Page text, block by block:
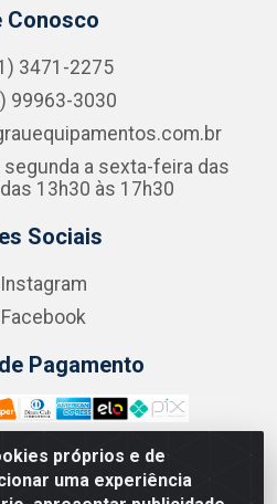
próprios e de
uma experiência
Conosco
3471-2275
99963-3030
a sexta-feira das
13h30 às 17h30
Sociais
Instagram
Facebook
Pagamento
Emile Favre, 746 - Ipsep,